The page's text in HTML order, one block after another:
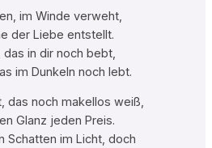
im Winde verweht,
der Liebe entstellt.
in dir noch bebt,
im Dunkeln noch lebt.
das noch makellos weiß,
Glanz jeden Preis.
Schatten im Licht, doch